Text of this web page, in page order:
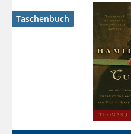
Taschenbuch